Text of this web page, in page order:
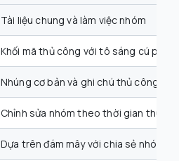
Tài liệu chung và làm việc nhóm
Khối mã thủ công với tô sáng cú pháp
Nhúng cơ bản và ghi chú thủ công
Chỉnh sửa nhóm theo thời gian thực
Dựa trên đám mây với chia sẻ nhóm